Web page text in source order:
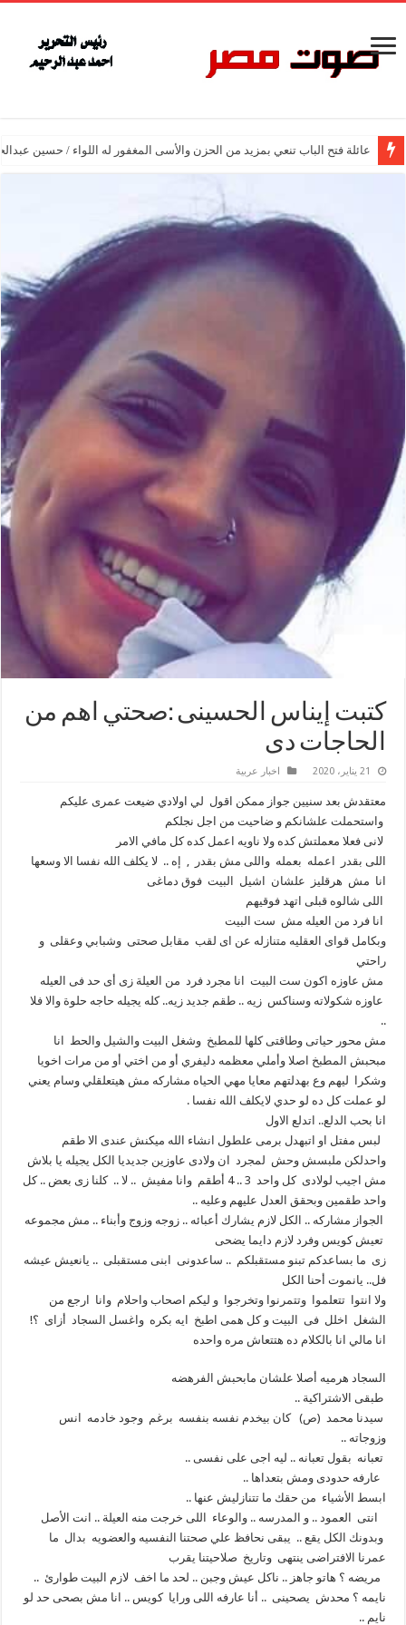
عائلة فتح الباب تنعي بمزيد من الحزن والأسى المغفور له اللواء / حسين
كتبت إيناس الحسينى :صحتي اهم من
الحاجات دى
21 يناير، 2020 اخبار عربية
معتقدش بعد سنيين جواز ممكن اقول لي اولادي ضيعت عمرى عليكم
واستحملت علشانكم و ضاحيت من اجل نجلكم
لانى فعلا معملتش كده ولا ناويه اعمل كده كل مافي الامر
اللى بقدر اعمله بعمله واللى مش بقدر , إه .. لا يكلف الله نفسا الا وسعها
انا مش هرقليز علشان اشيل البيت فوق دماغى
اللى شالوه قبلى اتهد فوقيهم
انا فرد من العيله مش ست البيت
وبكامل قواى العقليه متنازله عن اى لقب مقابل صحتى وشبابي وعقلى و
راحتي
مش عاوزه اكون ست البيت انا مجرد فرد من العيلة زى أى حد فى العيله
عاوزه شكولاته وسناكس زيه .. طقم جديد زيه.. كله يجيله حاجه حلوة والا فلا
..
مش محور حياتى وطاقتى كلها للمطبخ وشغل البيت والشيل والحط انا
مبحبش المطبخ اصلا وأملي معظمه دليفري أو من اختي أو من مرات اخويا
وشكرا ليهم وع بهدلتهم معايا مهي الحياه مشاركه مش هيتعلقلي وسام يعني
لو عملت كل ده لو حدي لايكلف الله نفسا .
انا بحب الدلع.. اتدلع الاول
لبس مفتل او اتبهدل برمى علطول انشاء الله ميكنش عندى الا طقم
واحدلكن ملبسش وحش لمجرد ان ولادى عاوزين جديديا الكل يجيله يا بلاش
مش اجيب لولادى كل واحد 3 .. 4 أطقم وانا مفيش .. لا .. كلنا زى بعض .. كل
واحد طقمين وبحقق العدل عليهم وعليه ..
الجواز مشاركه .. الكل لازم يشارك أعبائه .. زوجه وزوج وأبناء .. مش مجموعه
تعيش كويس وفرد لازم دايما يضحى
زى ما بساعدكم تبنو مستقبلكم .. ساعدونى ابنى مستقبلى .. يانعيش عيشه
فل.. يانموت أحنا الكل
ولا انتوا تتعلموا وتتمرنوا وتخرجوا و ليكم اصحاب واحلام وانا ارجع من
الشغل اخلل فى البيت و كل همى اطبخ ايه بكره واغسل السجاد أزاى ؟!
انا مالي انا بالكلام ده هتتعاش مره واحده
السجاد هرميه أصلا علشان مابحبش الفرهضه
طبقى الاشتراكية ..
سيدنا محمد (ص) كان بيخدم نفسه بنفسه برغم وجود خادمه انس
وزوجاته ..
تعبانه بقول تعبانه .. ليه اجى على نفسى ..
عارفه حدودى ومش بتعداها ..
ابسط الأشياء من حقك ما تتنازليش عنها ..
انتى العمود .. و المدرسه .. والوعاء اللى خرجت منه العيلة .. انت الأصل
وبدونك الكل يقع .. يبقى نحافظ علي صحتنا النفسيه والعضويه بدال ما
عمرنا الافتراضى ينتهى وتاريخ صلاحيتنا يقرب
مريضه ؟ هاتو جاهز .. ناكل عيش وجبن .. لحد ما اخف لازم البيت طوارئ ..
نايمه ؟ محدش يصحينى .. أنا عارفه اللى ورايا كويس .. انا مش بصحى حد لو
نايم ..